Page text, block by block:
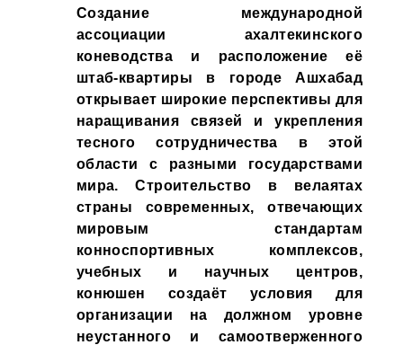
Создание международной
ассоциации ахалтекинского
коневодства и расположение её
штаб-квартиры в городе Ашхабад
открывает широкие перспективы для
наращивания связей и укрепления
тесного сотрудничества в этой
области с разными государствами
мира. Строительство в велаятах
страны современных, отвечающих
мировым стандартам
конноспортивных комплексов,
учебных и научных центров,
конюшен создаёт условия для
организации на должном уровне
неустанного и самоотверженного